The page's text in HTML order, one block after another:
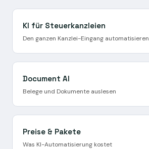
KI für Steuerkanzleien
Den ganzen Kanzlei-Eingang automatisieren
Document AI
Belege und Dokumente auslesen
Preise & Pakete
Was KI-Automatisierung kostet